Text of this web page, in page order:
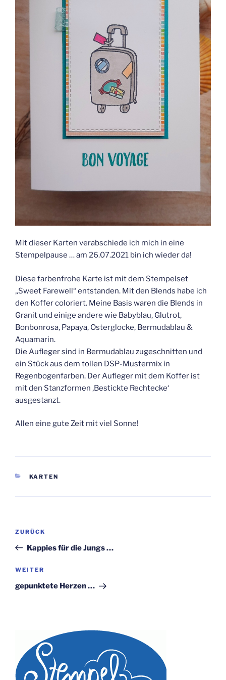
Mit dieser Karten verabschiede ich mich in eine
Stempelpause … am 26.07.2021 bin ich wieder da!
Diese farbenfrohe Karte ist mit dem Stempelset
„Sweet Farewell“ entstanden. Mit den Blends habe ich
den Koffer coloriert. Meine Basis waren die Blends in
Granit und einige andere wie Babyblau, Glutrot,
Bonbonrosa, Papaya, Osterglocke, Bermudablau &
Aquamarin.
Die Aufleger sind in Bermudablau zugeschnitten und
ein Stück aus dem tollen DSP-Mustermix in
Regenbogenfarben. Der Aufleger mit dem Koffer ist
mit den Stanzformen ‚Bestickte Rechtecke‘
ausgestanzt.
Allen eine gute Zeit mit viel Sonne!
KATEGORIEN
KARTEN
Beitragsnavigation
Vorheriger
Beitrag
ZURÜCK
Kappies für die Jungs …
Nächster
Beitrag
WEITER
gepunktete Herzen …